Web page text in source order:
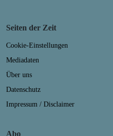
Seiten der Zeit
Cookie-Einstellungen
Mediadaten
Über uns
Datenschutz
Impressum / Disclaimer
Abo